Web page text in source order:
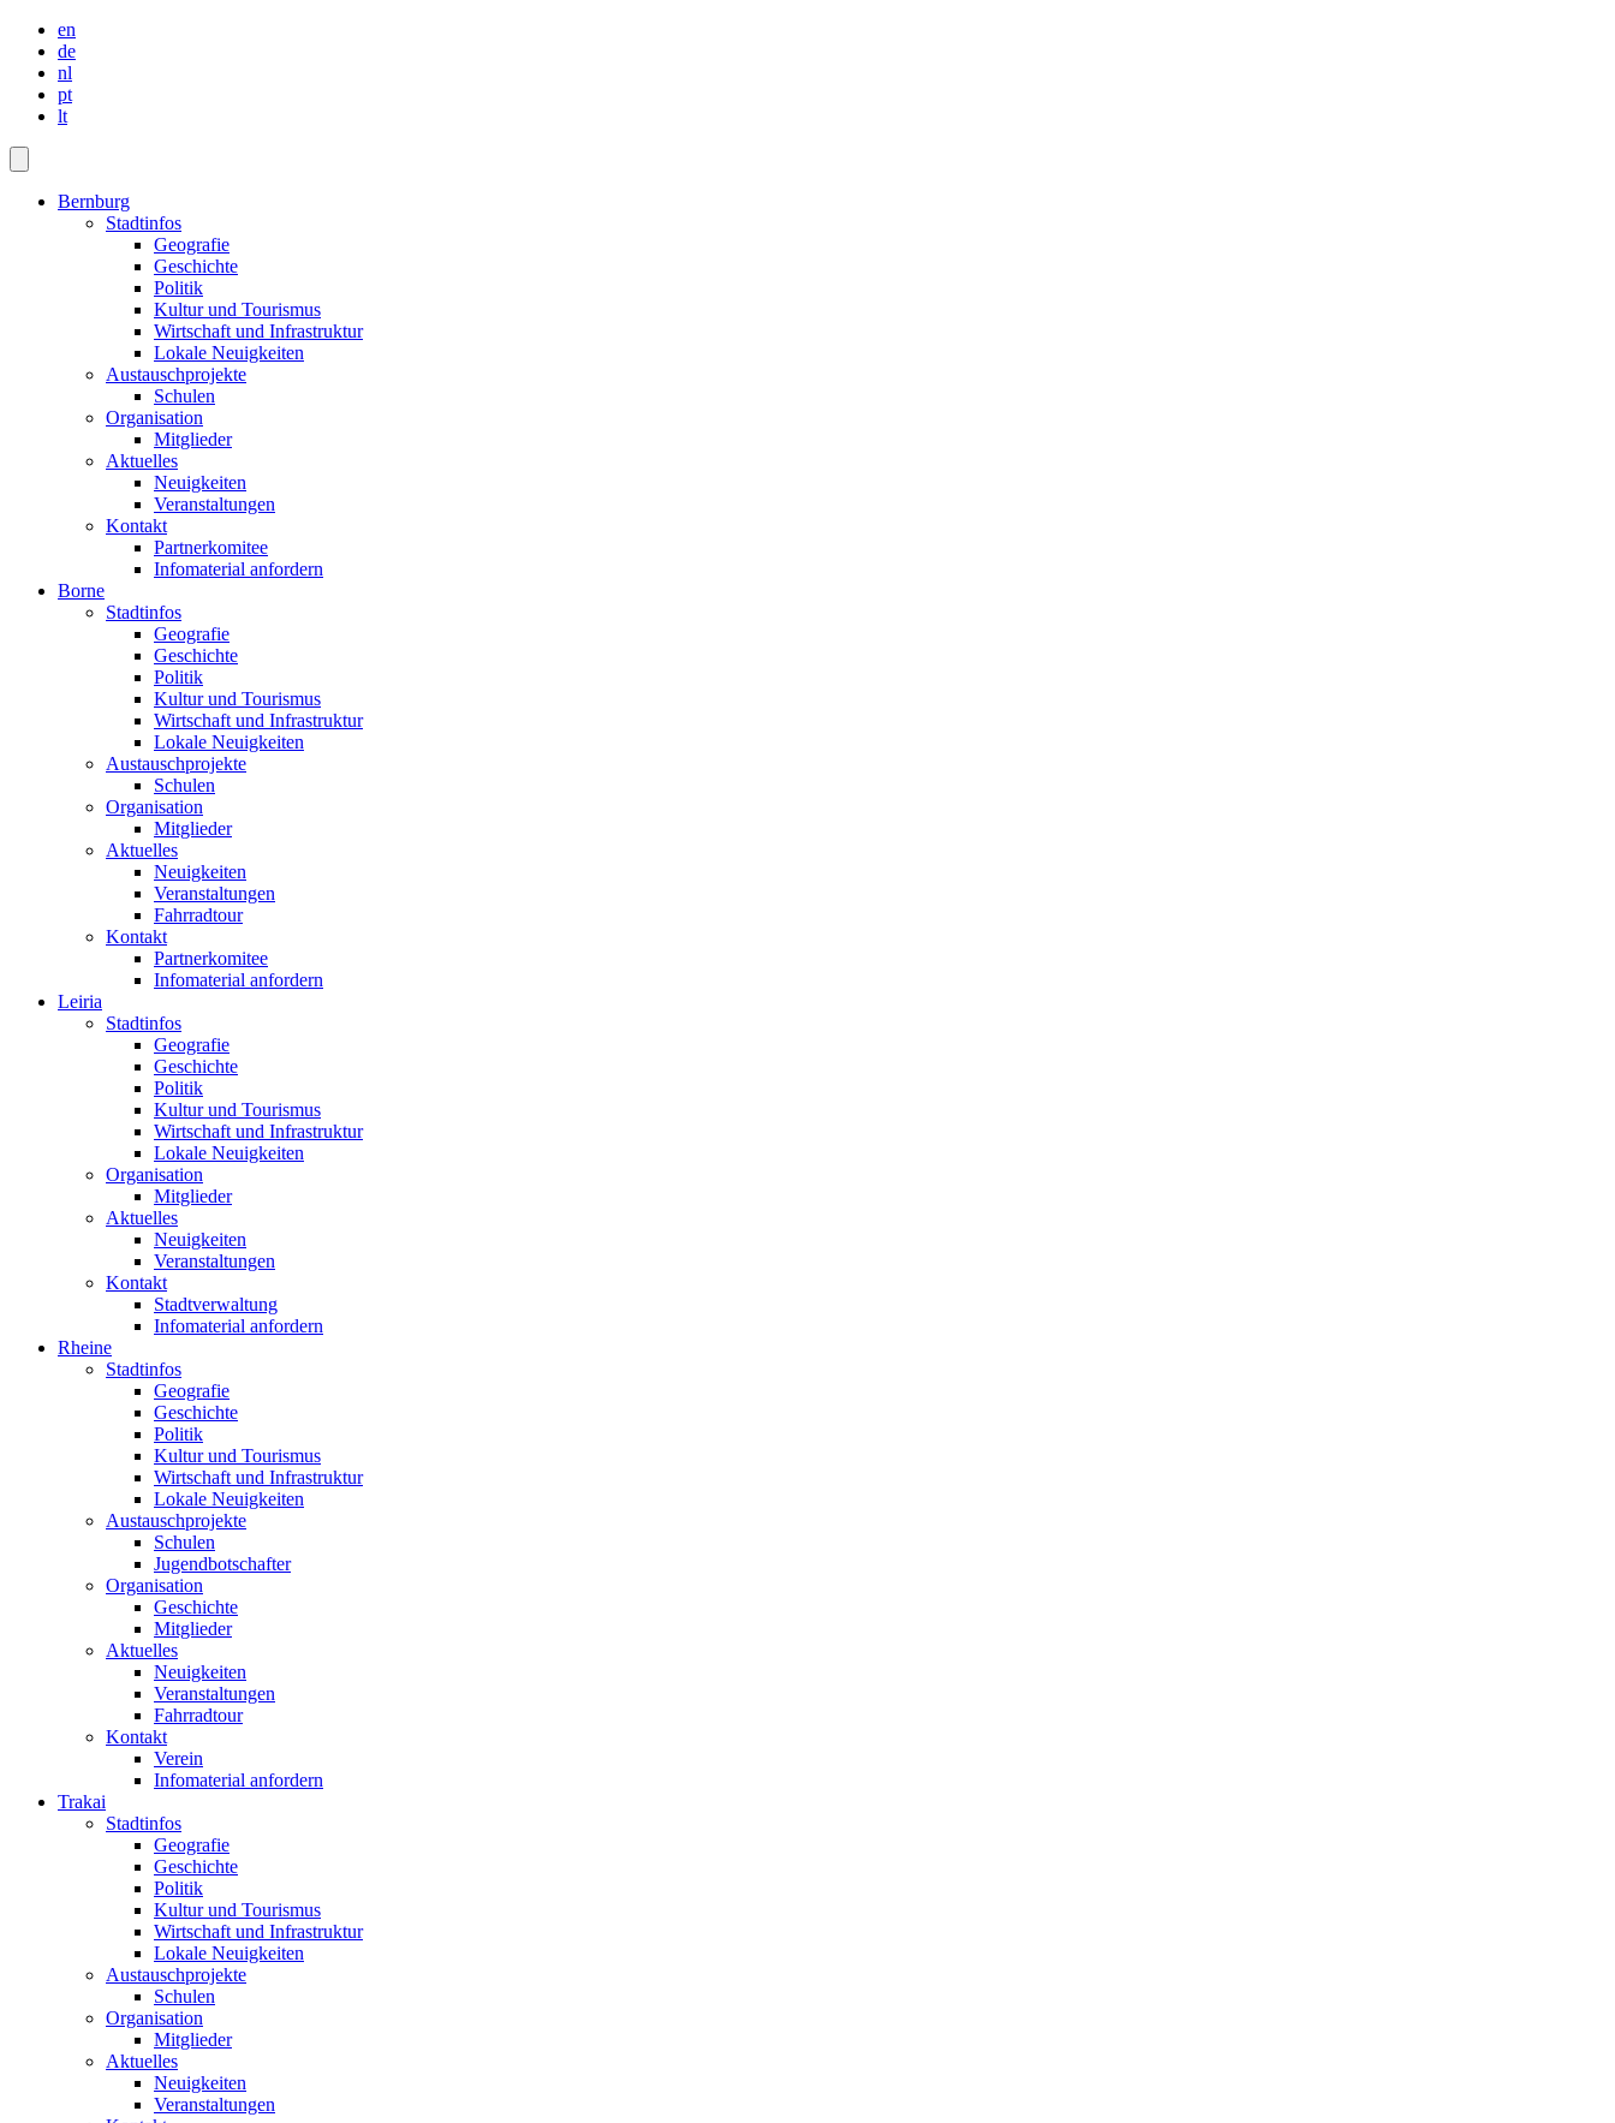
en
de
nl
pt
lt
Bernburg
Stadtinfos
Geografie
Geschichte
Politik
Kultur und Tourismus
Wirtschaft und Infrastruktur
Lokale Neuigkeiten
Austauschprojekte
Schulen
Organisation
Mitglieder
Aktuelles
Neuigkeiten
Veranstaltungen
Kontakt
Partnerkomitee
Infomaterial anfordern
Borne
Stadtinfos
Geografie
Geschichte
Politik
Kultur und Tourismus
Wirtschaft und Infrastruktur
Lokale Neuigkeiten
Austauschprojekte
Schulen
Organisation
Mitglieder
Aktuelles
Neuigkeiten
Veranstaltungen
Fahrradtour
Kontakt
Partnerkomitee
Infomaterial anfordern
Leiria
Stadtinfos
Geografie
Geschichte
Politik
Kultur und Tourismus
Wirtschaft und Infrastruktur
Lokale Neuigkeiten
Organisation
Mitglieder
Aktuelles
Neuigkeiten
Veranstaltungen
Kontakt
Stadtverwaltung
Infomaterial anfordern
Rheine
Stadtinfos
Geografie
Geschichte
Politik
Kultur und Tourismus
Wirtschaft und Infrastruktur
Lokale Neuigkeiten
Austauschprojekte
Schulen
Jugendbotschafter
Organisation
Geschichte
Mitglieder
Aktuelles
Neuigkeiten
Veranstaltungen
Fahrradtour
Kontakt
Verein
Infomaterial anfordern
Trakai
Stadtinfos
Geografie
Geschichte
Politik
Kultur und Tourismus
Wirtschaft und Infrastruktur
Lokale Neuigkeiten
Austauschprojekte
Schulen
Organisation
Mitglieder
Aktuelles
Neuigkeiten
Veranstaltungen